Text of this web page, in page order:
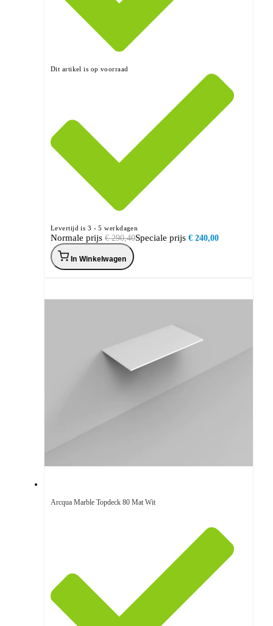
Dit artikel is op voorraad
Levertijd is 3 - 5 werkdagen
Speciale prijs € 240,00
Normale prijs € 290,40
In Winkelwagen
Arcqua Marble Topdeck 80 Mat Wit